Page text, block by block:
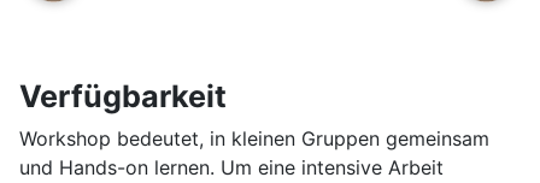
Verfügbarkeit
Workshop bedeutet, in kleinen Gruppen gemeinsam
und Hands-on lernen. Um eine intensive Arbeit